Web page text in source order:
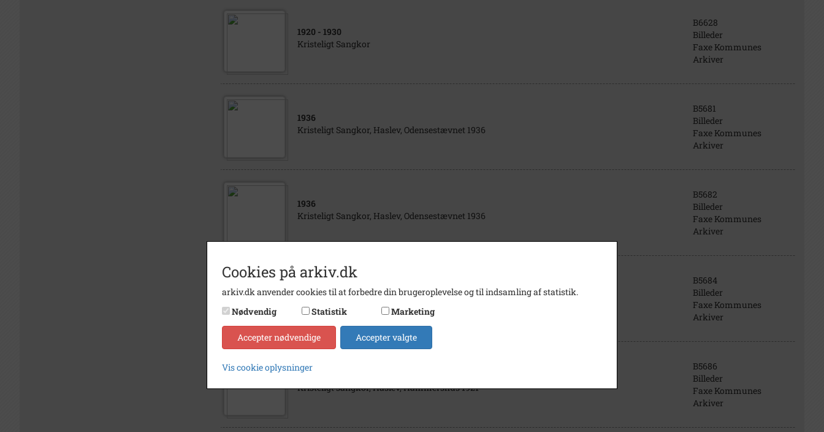
1920 - 1930
Kristeligt Sangkor
B6628
Billeder
Faxe Kommunes
Arkiver
1936
Kristeligt Sangkor, Haslev, Odensestævnet 1936
B5681
Billeder
Faxe Kommunes
Arkiver
1936
Kristeligt Sangkor, Haslev, Odensestævnet 1936
B5682
Billeder
Faxe Kommunes
Arkiver
1921
B5684
Billeder
Faxe Kommunes
Arkiver
1921
Kristeligt sangkor, Haslev, Hammershus 1921
B5686
Billeder
Faxe Kommunes
Arkiver
Cookies på arkiv.dk
arkiv.dk anvender cookies til at forbedre din brugeroplevelse og til indsamling af statistik.
Nødvendig
Statistik Marketing
Accepter nødvendige Accepter valgte
Vis cookie oplysninger